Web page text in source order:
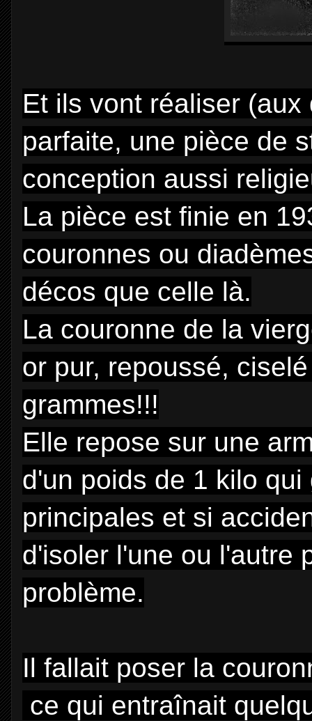
Et ils vont réaliser
parfaite, une pièce de
conception aussi
La pièce est finie en
couronnes ou
décos que celle là.
La couronne de la
or pur, repoussé,
grammes!!!
Elle repose sur une
d'un poids de 1 kilo
principales et si
d'isoler l'une ou l'autre
problème.
Il fallait poser la
ce qui entraînait